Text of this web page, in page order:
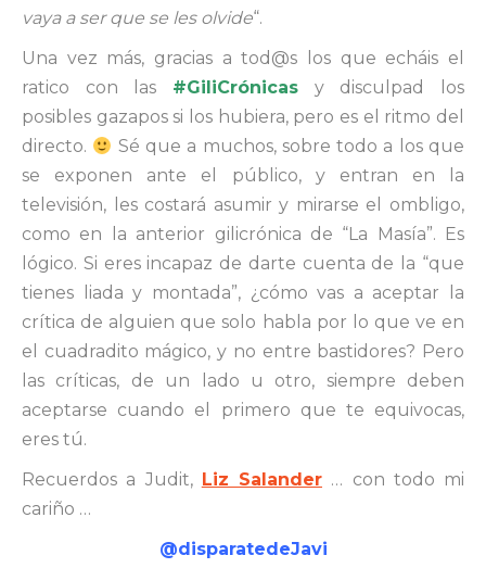
vaya a ser que se les olvide“.
Una vez más, gracias a tod@s los que echáis el
ratico con las #GiliCrónicas y disculpad los
posibles gazapos si los hubiera, pero es el ritmo del
directo.
Sé que a muchos, sobre todo a los que
se exponen ante el público, y entran en la
televisión, les costará asumir y mirarse el ombligo,
como en la anterior gilicrónica de “La Masía”. Es
lógico. Si eres incapaz de darte cuenta de la “que
tienes liada y montada”, ¿cómo vas a aceptar la
crítica de alguien que solo habla por lo que ve en
el cuadradito mágico, y no entre bastidores? Pero
las críticas, de un lado u otro, siempre deben
aceptarse cuando el primero que te equivocas,
eres tú.
Recuerdos a Judit, Liz Salander … con todo mi
cariño …
@disparatedeJavi